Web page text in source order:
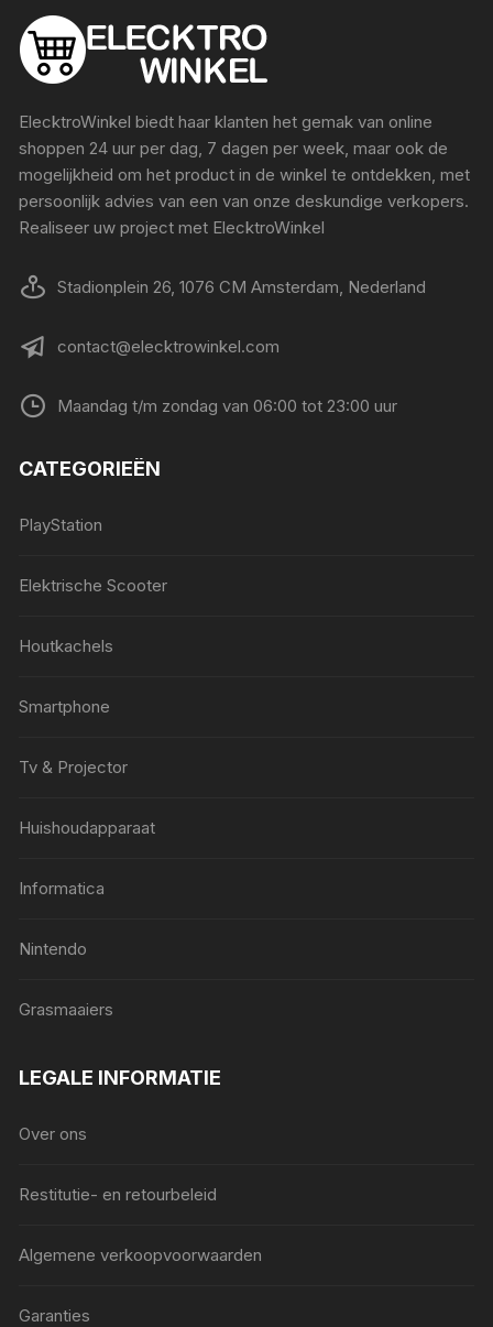
ElecktroWinkel biedt haar klanten het gemak van online
shoppen 24 uur per dag, 7 dagen per week, maar ook de
mogelijkheid om het product in de winkel te ontdekken, met
persoonlijk advies van een van onze deskundige verkopers.
Realiseer uw project met ElecktroWinkel
Stadionplein 26, 1076 CM Amsterdam, Nederland
contact@elecktrowinkel.com
Maandag t/m zondag van 06:00 tot 23:00 uur
CATEGORIEËN
PlayStation
Elektrische Scooter
Houtkachels
Smartphone
Tv & Projector
Huishoudapparaat
Informatica
Nintendo
Grasmaaiers
LEGALE INFORMATIE
Over ons
Restitutie- en retourbeleid
Algemene verkoopvoorwaarden
Garanties